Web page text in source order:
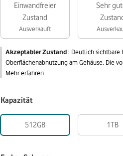
Einwandfreier
Zustand
Ausverkauft
Sehr
Akzeptabler Zustand: Deutlich sichtbare
Oberflächenabnutzung am Gehäuse. Die
Mehr erfahren
Kapazität
512GB 1TB